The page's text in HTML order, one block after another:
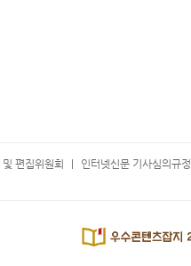
편집위원회 인터넷신문 기사심의규정